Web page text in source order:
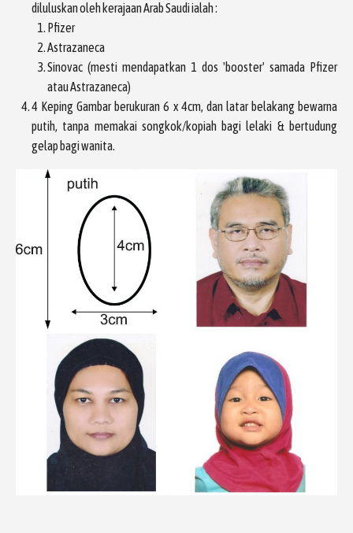
diluluskan oleh kerajaan Arab Saudi ialah :
Pfizer
Astrazaneca
Sinovac (mesti mendapatkan 1 dos 'booster' samada Pfizer
atau Astrazaneca)
4 Keping Gambar berukuran 6 x 4cm, dan latar belakang bewarna
putih, tanpa memakai songkok/kopiah bagi lelaki & bertudung
gelap bagi wanita.